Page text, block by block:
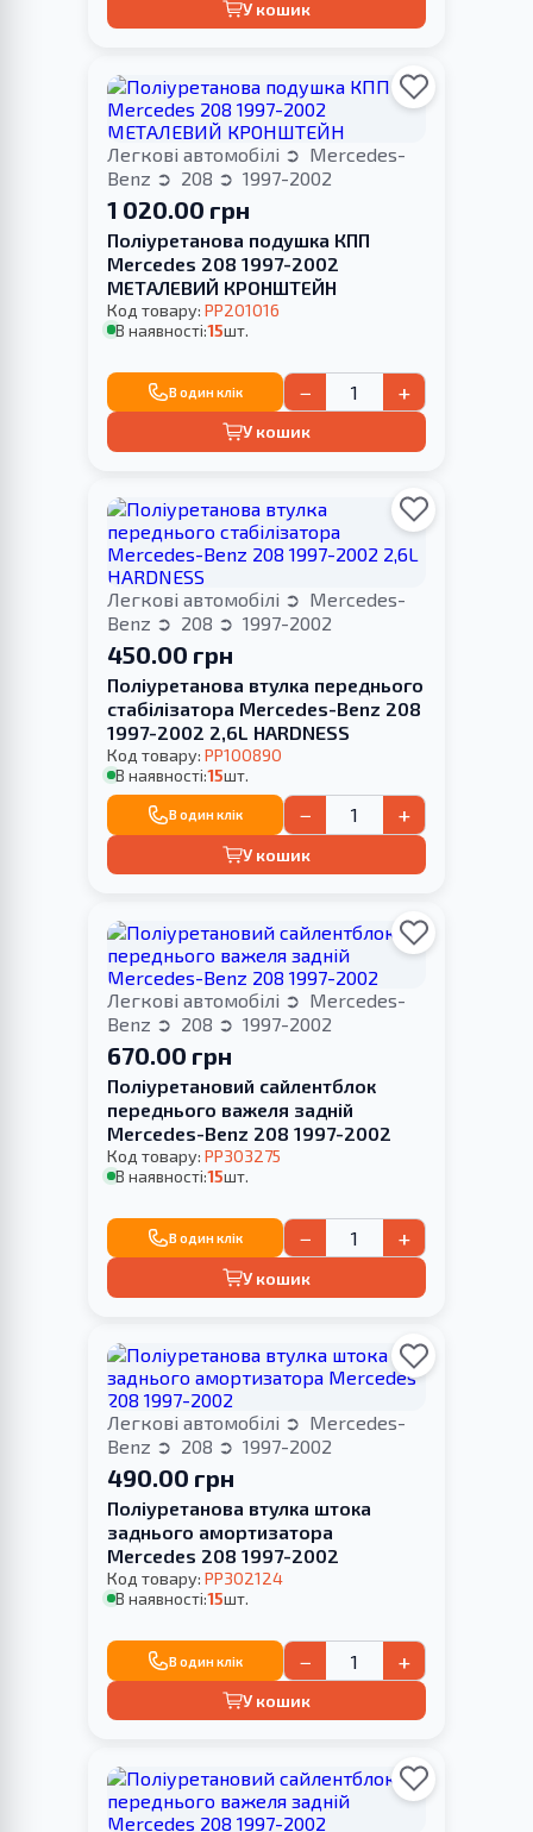
У кошик
Легкові автомобілі
Mercedes-
Benz
208 1997-2002
1 020.00 грн
Поліуретанова подушка КПП
Merсedes 208 1997-2002
МЕТАЛЕВИЙ КРОНШТЕЙН
Код товару: PP201016
В наявності:15шт.
В один клік − +
У кошик
Легкові автомобілі
Mercedes-
Benz
208 1997-2002
450.00 грн
Поліуретанова втулка переднього
стабілізатора Merсedes-Benz 208
1997-2002 2,6L HARDNESS
Код товару: PP100890
В наявності:15шт.
В один клік − +
У кошик
Легкові автомобілі
Mercedes-
Benz
208 1997-2002
670.00 грн
Поліуретановий сайлентблок
переднього важеля задній
Mercedes-Benz 208 1997-2002
Код товару: PP303275
В наявності:15шт.
В один клік − +
У кошик
Легкові автомобілі
Mercedes-
Benz
208 1997-2002
490.00 грн
Поліуретанова втулка штока
заднього амортизатора
Merсedes 208 1997-2002
Код товару: PP302124
В наявності:15шт.
В один клік − +
У кошик